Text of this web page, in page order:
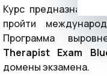
Курс предназначен
пройти
Программа
Therapist Exam
домены экзамена.